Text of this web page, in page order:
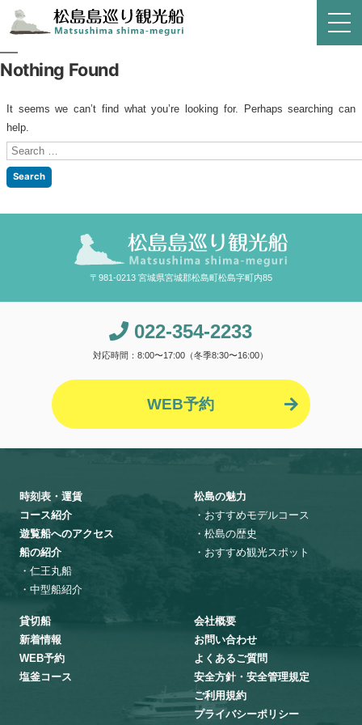
Nothing Found
It seems we can’t find what you’re looking for. Perhaps searching can
help.
Search
for:
〒981-0213 宮城県宮城郡松島町松島字町内85
022-354-2233
対応時間：8:00〜17:00（冬季8:30〜16:00）
WEB予約
時刻表・運賃
コース紹介
遊覧船へのアクセス
船の紹介
・仁王丸船
・中型船紹介
松島の魅力
・おすすめモデルコース
・松島の歴史
・おすすめ観光スポット
貸切船
新着情報
WEB予約
塩釜コース
会社概要
お問い合わせ
よくあるご質問
安全方針・安全管理規定
ご利用規約
プライバシーポリシー